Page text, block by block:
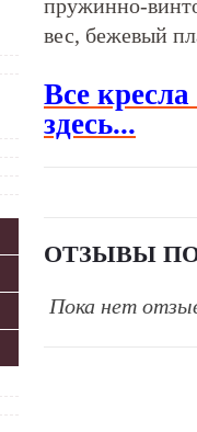
пружинно-
вес, бежевый
Все
здесь...
ОТЗЫВЫ
Пока нет